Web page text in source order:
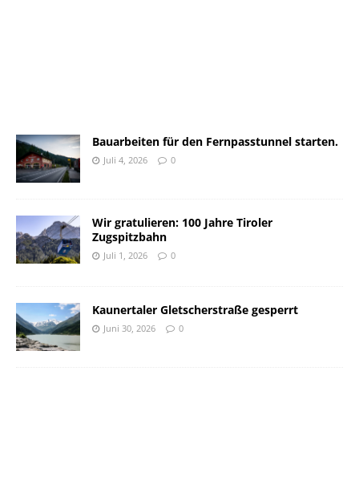
Bauarbeiten für den Fernpasstunnel starten.
Juli 4, 2026 0
Wir gratulieren: 100 Jahre Tiroler
Zugspitzbahn
Juli 1, 2026 0
Kaunertaler Gletscherstraße gesperrt
Juni 30, 2026 0